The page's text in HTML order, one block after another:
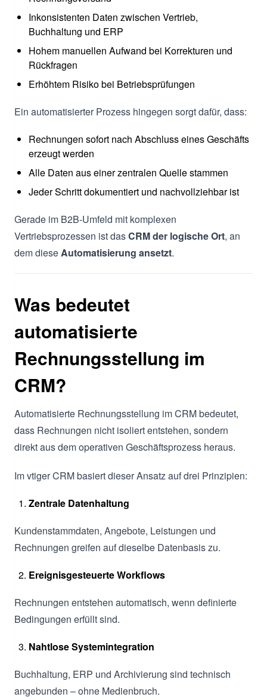
Inkonsistenten Daten zwischen Vertrieb,
Buchhaltung und ERP
Hohem manuellen Aufwand bei Korrekturen und
Rückfragen
Erhöhtem Risiko bei Betriebsprüfungen
Ein automatisierter Prozess hingegen sorgt dafür, dass:
Rechnungen sofort nach Abschluss eines Geschäfts
erzeugt werden
Alle Daten aus einer zentralen Quelle stammen
Jeder Schritt dokumentiert und nachvollziehbar ist
Gerade im B2B-Umfeld mit komplexen
Vertriebsprozessen ist dasCRM der logische Ort, an
dem dieseAutomatisierung ansetzt.
Was bedeutet
automatisierte
Rechnungsstellung im
CRM?
Automatisierte Rechnungsstellung im CRM bedeutet,
dass Rechnungen nicht isoliert entstehen, sondern
direkt aus dem operativen Geschäftsprozess heraus.
Im vtiger CRM basiert dieser Ansatz auf drei Prinzipien:
Zentrale Datenhaltung
Kundenstammdaten, Angebote, Leistungen und
Rechnungen greifen auf dieselbe Datenbasis zu.
Ereignisgesteuerte Workflows
Rechnungen entstehen automatisch, wenn definierte
Bedingungen erfüllt sind.
Nahtlose Systemintegration
Buchhaltung, ERP und Archivierung sind technisch
angebunden – ohne Medienbruch.